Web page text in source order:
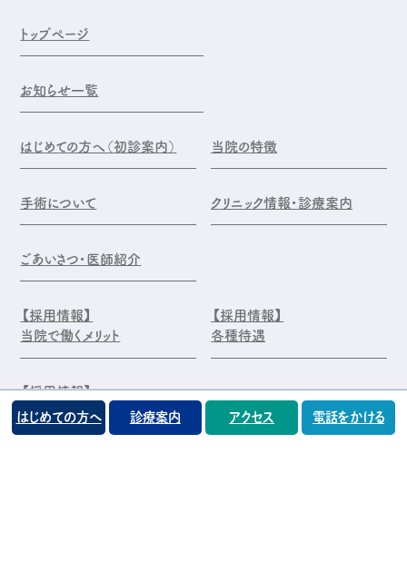
トップページ
お知らせ一覧
はじめての方へ（初診案内） 当院の特徴
手術について クリニック情報・診療案内
ごあいさつ・医師紹介
【採用情報】
当院で働くメリット
【採用情報】
各種待遇
【採用情報】
エントリー・お問合せ
はじめての方へ 診療案内 アクセス 電話をかける